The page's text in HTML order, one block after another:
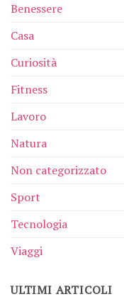
Benessere
Casa
Curiosità
Fitness
Lavoro
Natura
Non categorizzato
Sport
Tecnologia
Viaggi
ULTIMI ARTICOLI